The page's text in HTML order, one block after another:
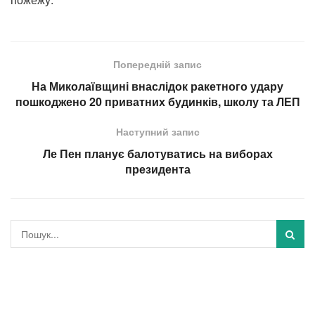
Попередній запис
На Миколаївщині внаслідок ракетного удару
пошкоджено 20 приватних будинків, школу та ЛЕП
Наступний запис
Ле Пен планує балотуватись на виборах
президента